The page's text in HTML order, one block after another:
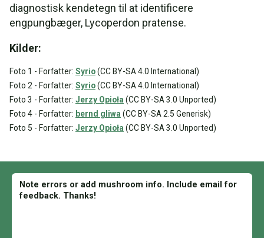
diagnostisk kendetegn til at identificere
engpungbæger, Lycoperdon pratense.
Kilder:
Foto 1 - Forfatter: Syrio(CC BY-SA 4.0 International)
Foto 2 - Forfatter: Syrio(CC BY-SA 4.0 International)
Foto 3 - Forfatter: Jerzy Opioła (CC BY-SA 3.0 Unported)
Foto 4 - Forfatter: bernd gliwa (CC BY-SA 2.5 Generisk)
Foto 5 - Forfatter: Jerzy Opioła (CC BY-SA 3.0 Unported)